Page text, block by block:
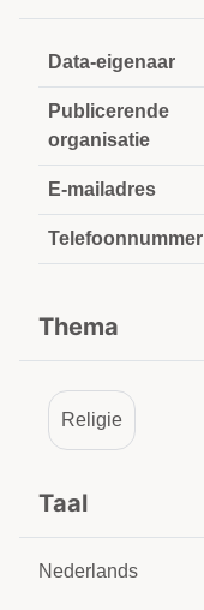
Data-eigenaar
Publicerende
organisatie
E-mailadres
Telefoonnummer
Thema
Religie
Taal
Nederlands